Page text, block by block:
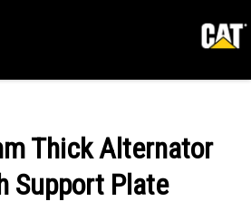
Thick Alternator
Support Plate